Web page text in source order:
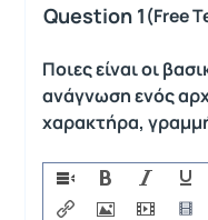
Question 1(Free
Ποιες είναι οι
ανάγνωση ενός
χαρακτήρα,